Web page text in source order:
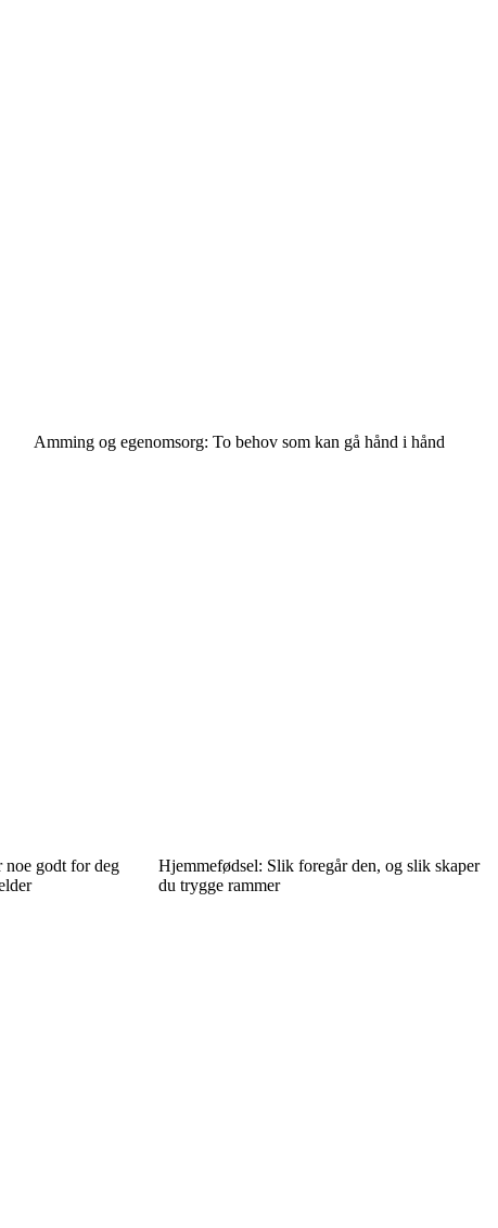
Amming og egenomsorg: To behov som kan gå hånd i hånd
noe godt for deg
Hjemmefødsel: Slik foregår den, og slik skaper
du trygge rammer